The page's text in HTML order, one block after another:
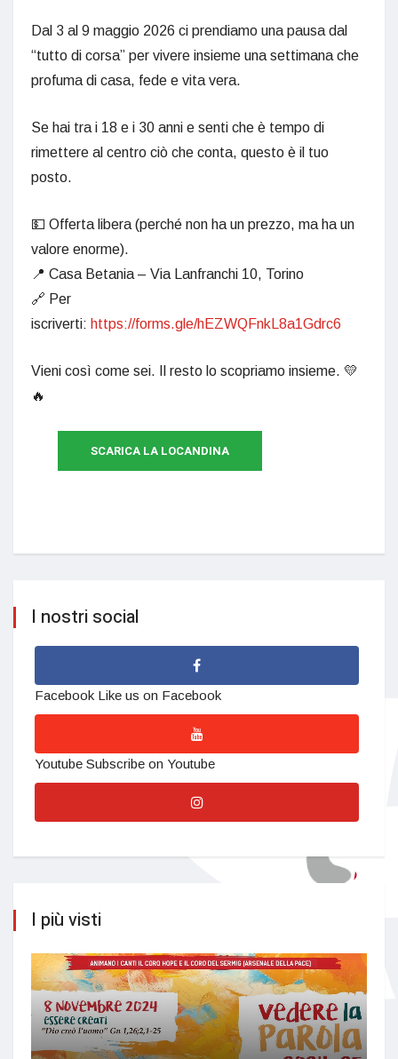
Dal 3 al 9 maggio 2026 ci prendiamo una pausa dal
“tutto di corsa” per vivere insieme una settimana che
profuma di casa, fede e vita vera.
Se hai tra i 18 e i 30 anni e senti che è tempo di
rimettere al centro ciò che conta, questo è il tuo
posto.
💵 Offerta libera (perché non ha un prezzo, ma ha un
valore enorme).
📍 Casa Betania – Via Lanfranchi 10, Torino
🔗 Per
iscriverti: https://forms.gle/hEZWQFnkL8a1Gdrc6
Vieni così come sei. Il resto lo scopriamo insieme. 💛
🔥
SCARICA LA LOCANDINA
I nostri social
Facebook Like us on Facebook
Youtube Subscribe on Youtube
I più visti